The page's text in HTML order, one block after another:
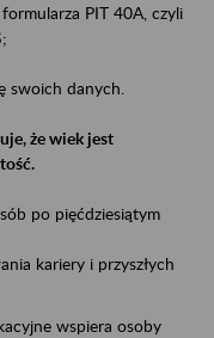
PIT 40A, czyli
swoich danych.
że wiek jest
po pięćdziesiątym
kariery i przyszłych
wspiera osoby